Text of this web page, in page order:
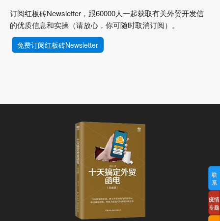
订阅红板砖Newsletter，跟60000人一起获取有关外贸开发信
的优质信息和实操（请放心，你可随时取消订阅）。
免费订阅红板砖Newsletter
联
系
疫情
专题